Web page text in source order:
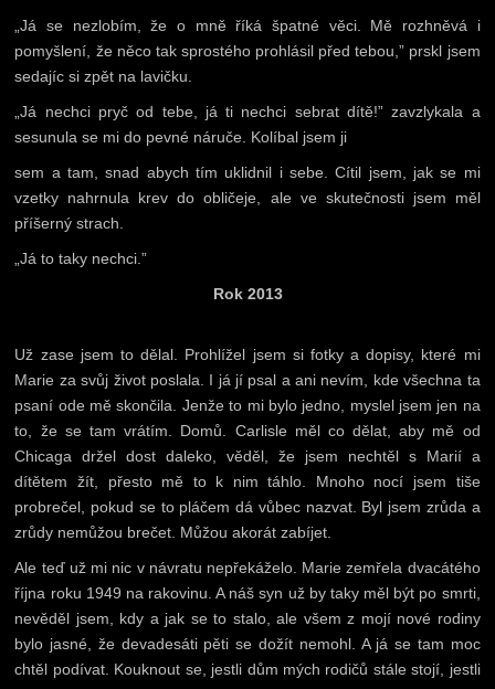
„Já se nezlobím, že o mně říká špatné věci. Mě rozhněvá i
pomyšlení, že něco tak sprostého prohlásil před tebou,” prskl jsem
sedajíc si zpět na lavičku.
„Já nechci pryč od tebe, já ti nechci sebrat dítě!” zavzlykala a
sesunula se mi do pevné náruče. Kolíbal jsem ji
sem a tam, snad abych tím uklidnil i sebe. Cítil jsem, jak se mi
vzetky nahrnula krev do obličeje, ale ve skutečnosti jsem měl
příšerný strach.
„Já to taky nechci.”
Rok 2013
Už zase jsem to dělal. Prohlížel jsem si fotky a dopisy, které mi
Marie za svůj život poslala. I já jí psal a ani nevím, kde všechna ta
psaní ode mě skončila. Jenže to mi bylo jedno, myslel jsem jen na
to, že se tam vrátím. Domů. Carlisle měl co dělat, aby mě od
Chicaga držel dost daleko, věděl, že jsem nechtěl s Marií a
dítětem žít, přesto mě to k nim táhlo. Mnoho nocí jsem tiše
probrečel, pokud se to pláčem dá vůbec nazvat. Byl jsem zrůda a
zrůdy nemůžou brečet. Můžou akorát zabíjet.
Ale teď už mi nic v návratu nepřekáželo. Marie zemřela dvacátého
října roku 1949 na rakovinu. A náš syn už by taky měl být po smrti,
nevěděl jsem, kdy a jak se to stalo, ale všem z mojí nové rodiny
bylo jasné, že devadesáti pěti se dožít nemohl. A já se tam moc
chtěl podívat. Kouknout se, jestli dům mých rodičů stále stojí, jestli